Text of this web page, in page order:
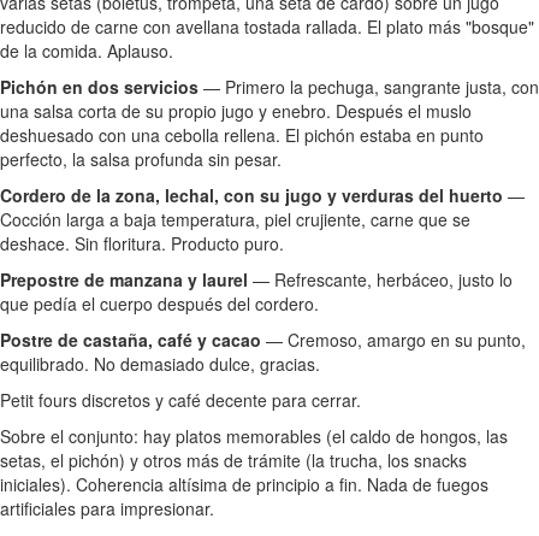
reducido de carne con avellana tostada rallada. El plato más "bosque"
de la comida. Aplauso.
Pichón en dos servicios — Primero la pechuga, sangrante justa, con
una salsa corta de su propio jugo y enebro. Después el muslo
deshuesado con una cebolla rellena. El pichón estaba en punto
perfecto, la salsa profunda sin pesar.
Cordero de la zona, lechal, con su jugo y verduras del huerto —
Cocción larga a baja temperatura, piel crujiente, carne que se
deshace. Sin floritura. Producto puro.
Prepostre de manzana y laurel — Refrescante, herbáceo, justo lo
que pedía el cuerpo después del cordero.
Postre de castaña, café y cacao — Cremoso, amargo en su punto,
equilibrado. No demasiado dulce, gracias.
Petit fours discretos y café decente para cerrar.
Sobre el conjunto: hay platos memorables (el caldo de hongos, las
setas, el pichón) y otros más de trámite (la trucha, los snacks
iniciales). Coherencia altísima de principio a fin. Nada de fuegos
artificiales para impresionar.